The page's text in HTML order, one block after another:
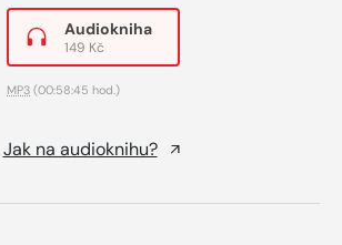
Audiokniha
149 Kč
MP3 (00:58:45 hod.)
Jak na audioknihu?